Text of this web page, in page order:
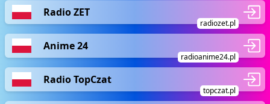
Radio ZET
radiozet.pl
Anime 24
radioanime24.pl
Radio TopCzat
topczat.pl